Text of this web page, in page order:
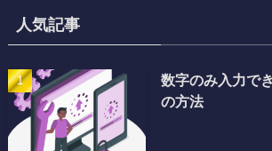
人気記事
数字のみ入力で
の方法